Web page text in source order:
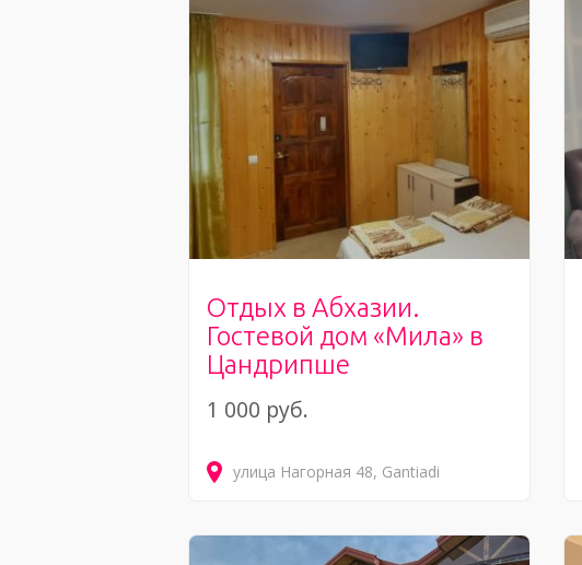
Отдых в Абхазии.
Гостевой дом «Мила» в
Цандрипше
1 000 руб.
улица Нагорная 48 Gantiadi